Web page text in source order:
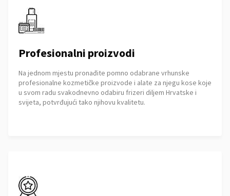
Profesionalni proizvodi
Na jednom mjestu pronađite pomno odabrane vrhunske
profesionalne kozmetičke proizvode i alate za njegu kose koje
u svom radu svakodnevno odabiru frizeri diljem Hrvatske i
svijeta, potvrđujući tako njihovu kvalitetu.